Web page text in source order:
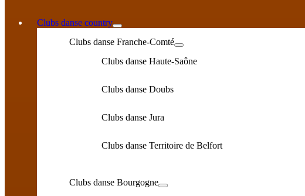
Clubs danse country
Clubs danse Franche-Comté
Clubs danse Haute-Saône
Clubs danse Doubs
Clubs danse Jura
Clubs danse Territoire de Belfort
Clubs danse Bourgogne